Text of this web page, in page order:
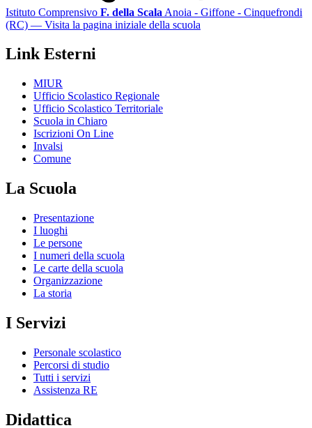
Istituto Comprensivo F. della Scala Anoia - Giffone - Cinquefrondi
(RC) — Visita la pagina iniziale della scuola
Link Esterni
MIUR
Ufficio Scolastico Regionale
Ufficio Scolastico Territoriale
Scuola in Chiaro
Iscrizioni On Line
Invalsi
Comune
La Scuola
Presentazione
I luoghi
Le persone
I numeri della scuola
Le carte della scuola
Organizzazione
La storia
I Servizi
Personale scolastico
Percorsi di studio
Tutti i servizi
Assistenza RE
Didattica